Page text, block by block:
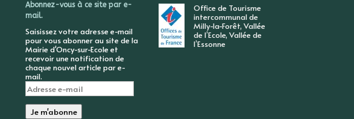
Abonnez-vous à ce site par e-
mail.
Saisissez votre adresse e-mail
pour vous abonner au site de la
Mairie d'Oncy-sur-Ecole et
recevoir une notification de
chaque nouvel article par e-
mail.
Adresse
e-
mail
Je m'abonne
Office de Tourisme
intercommunal de
Milly-la-Forêt, Vallée
de l’Ecole, Vallée de
l’Essonne